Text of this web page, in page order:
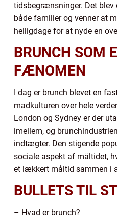
tidsbegrænsninger. Det
både familier og venner at
helligdage for at nyde en
BRUNCH SOM
FÆNOMEN
I dag er brunch blevet en
madkulturen over hele
London og Sydney er der
imellem, og
indtægter. Den stigende
sociale aspekt af måltidet,
et lækkert måltid sammen i
BULLETS TIL
– Hvad er brunch?